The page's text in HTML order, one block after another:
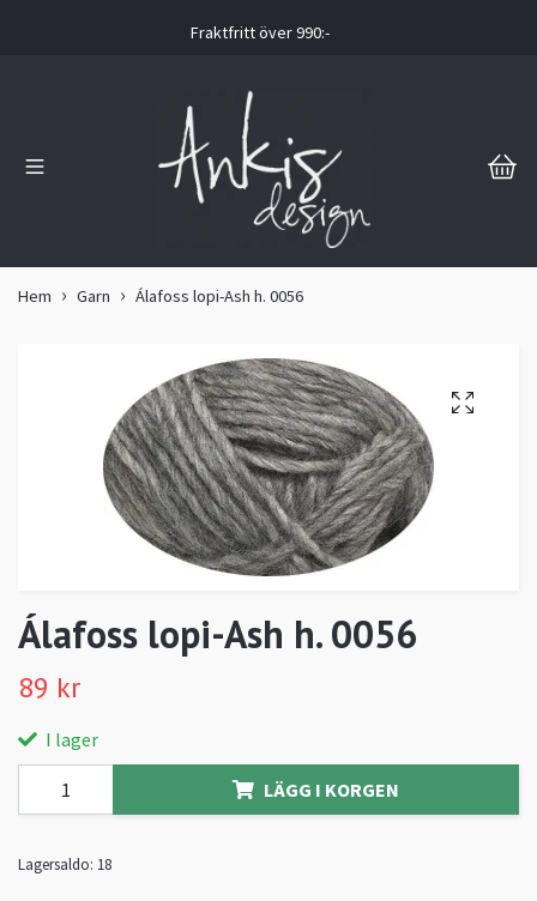
Fraktfritt över 990:-
Hem Garn Álafoss lopi-Ash h. 0056
Álafoss lopi-Ash h. 0056
89 kr
I lager
LÄGG I KORGEN
Lagersaldo: 18